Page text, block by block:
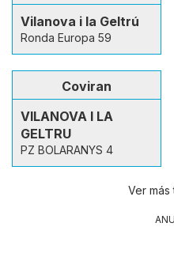
Vilanova i la Geltrú
Ronda Europa 59
Coviran
VILANOVA I LA
GELTRU
PZ BOLARANYS 4
Ver más